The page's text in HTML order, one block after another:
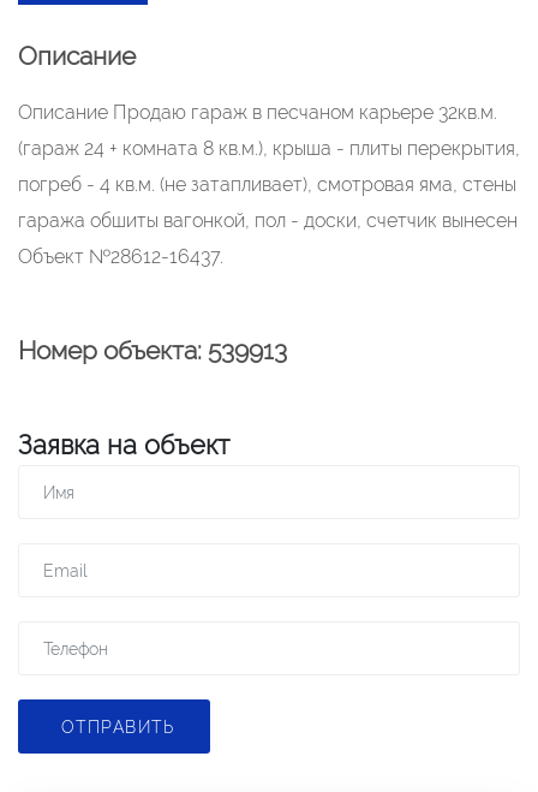
Описание
Описание Продаю гараж в песчаном карьере 32кв.м.
(гараж 24 + комната 8 кв.м.), крыша - плиты перекрытия,
погреб - 4 кв.м. (не затапливает), смотровая яма, стены
гаража обшиты вагонкой, пол - доски, счетчик вынесен
Объект №28612-16437.
Номер объекта: 539913
Заявка на объект
ОТПРАВИТЬ